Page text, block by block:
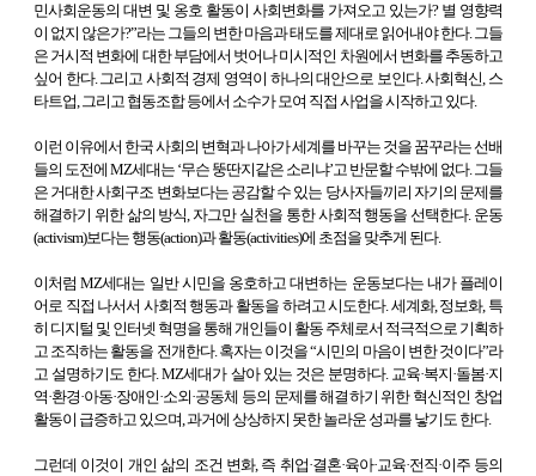
민사회운동의 대변 및 옹호 활동이 사회변화를 가져오고 있는가? 별 영향력
이 없지 않은가?”라는 그들의 변한 마음과 태도를 제대로 읽어내야 한다. 그들
은 거시적 변화에 대한 부담에서 벗어나 미시적인 차원에서 변화를 추동하고
싶어 한다. 그리고 사회적 경제 영역이 하나의 대안으로 보인다. 사회혁신, 스
타트업, 그리고 협동조합 등에서 소수가 모여 직접 사업을 시작하고 있다.
이런 이유에서 한국 사회의 변혁과 나아가 세계를 바꾸는 것을 꿈꾸라는 선배
들의 도전에 MZ세대는 ‘무슨 뚱딴지같은 소리냐’고 반문할 수밖에 없다. 그들
은 거대한 사회구조 변화보다는 공감할 수 있는 당사자들끼리 자기의 문제를
해결하기 위한 삶의 방식, 자그만 실천을 통한 사회적 행동을 선택한다. 운동
(activism)보다는 행동(action)과 활동(activities)에 초점을 맞추게 된다.
이처럼 MZ세대는 일반 시민을 옹호하고 대변하는 운동보다는 내가 플레이
어로 직접 나서서 사회적 행동과 활동을 하려고 시도한다. 세계화, 정보화, 특
히 디지털 및 인터넷 혁명을 통해 개인들이 활동 주체로서 적극적으로 기획하
고 조직하는 활동을 전개한다. 혹자는 이것을 “시민의 마음이 변한 것이다”라
고 설명하기도 한다. MZ세대가 살아 있는 것은 분명하다. 교육·복지·돌봄·지
역·환경·아동·장애인·소외·공동체 등의 문제를 해결하기 위한 혁신적인 창업
활동이 급증하고 있으며, 과거에 상상하지 못한 놀라운 성과를 낳기도 한다.
그런데 이것이 개인 삶의 조건 변화, 즉 취업·결혼·육아·교육·전직·이주 등의